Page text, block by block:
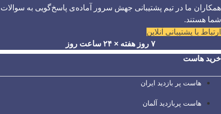
همکاران ما در تیم پشتیبانی جهش سرور آماده‌ی پاسخ‌گویی به سوالات
شما هستند.
ارتباط با پشتیبانی آنلاین
۷ روز هفته × ۲۴ ساعت روز
خرید هاست
هاست پر بازدید ایران
هاست پربازدید آلمان